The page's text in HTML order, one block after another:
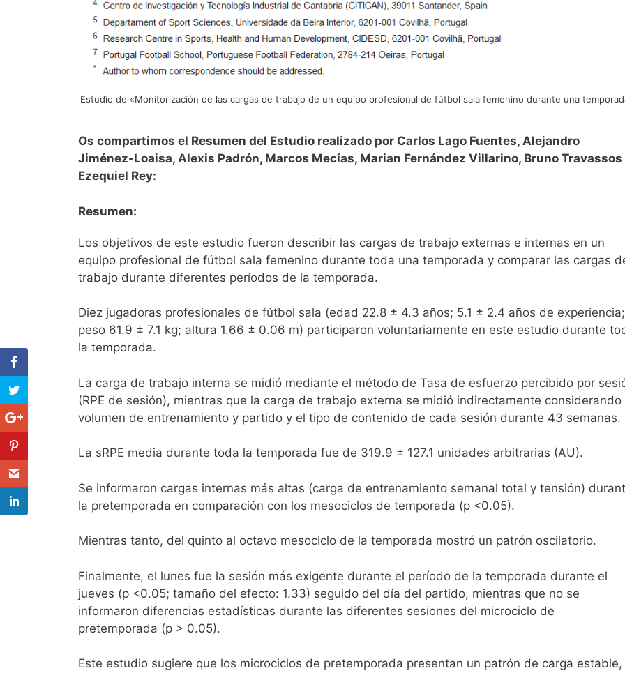
Estudio de «Monitorización de las cargas de trabajo de un equipo profesional de fútbol sala femenino durante una
Os compartimos el Resumen del Estudio realizado por Carlos Lago Fuentes, Alejandro
Jiménez-Loaisa, Alexis Padrón, Marcos Mecías, Marian Fernández Villarino, Bruno Travassos
Ezequiel Rey:
Resumen:
Los objetivos de este estudio fueron describir las cargas de trabajo externas e internas en un
equipo profesional de fútbol sala femenino durante toda una temporada y comparar las cargas
trabajo durante diferentes períodos de la temporada.
Diez jugadoras profesionales de fútbol sala (edad 22.8 ± 4.3 años; 5.1 ± 2.4 años de experiencia;
peso 61.9 ± 7.1 kg; altura 1.66 ± 0.06 m) participaron voluntariamente en este estudio durante
la temporada.
La carga de trabajo interna se midió mediante el método de Tasa de esfuerzo percibido por
(RPE de sesión), mientras que la carga de trabajo externa se midió indirectamente considerando
volumen de entrenamiento y partido y el tipo de contenido de cada sesión durante 43 semanas.
La sRPE media durante toda la temporada fue de 319.9 ± 127.1 unidades arbitrarias (AU).
Se informaron cargas internas más altas (carga de entrenamiento semanal total y tensión)
la pretemporada en comparación con los mesociclos de temporada (p <0.05).
Mientras tanto, del quinto al octavo mesociclo de la temporada mostró un patrón oscilatorio.
Finalmente, el lunes fue la sesión más exigente durante el período de la temporada durante el
jueves (p <0.05; tamaño del efecto: 1.33) seguido del día del partido, mientras que no se
informaron diferencias estadísticas durante las diferentes sesiones del microciclo de
pretemporada (p > 0.05).
Este estudio sugiere que los microciclos de pretemporada presentan un patrón de carga estable,